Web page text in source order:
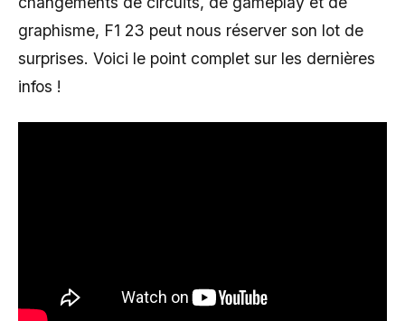
graphisme, F1 23 peut nous réserver son lot de
surprises. Voici le point complet sur les dernières
infos !